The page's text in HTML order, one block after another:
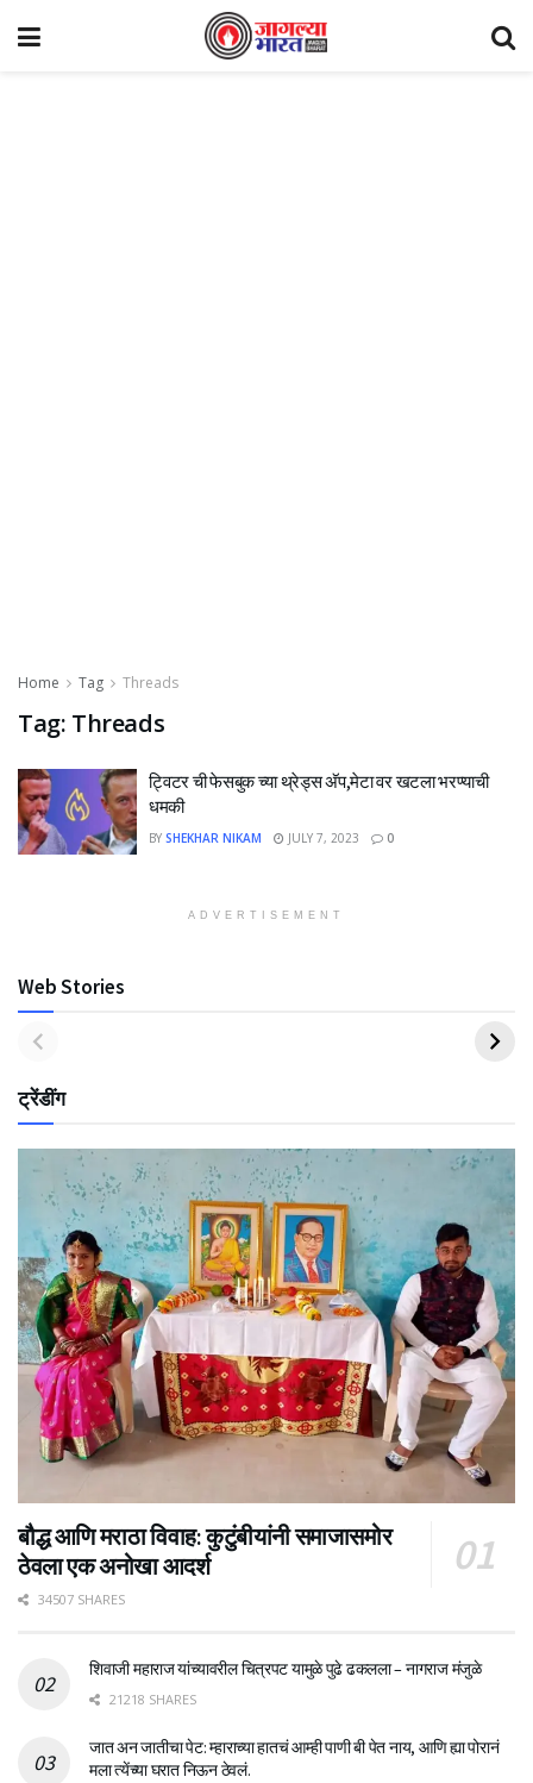
Home Tag Threads
Tag: Threads
ट्विटर ची फेसबुक च्या थ्रेड्स अ‍ॅप,मेटा वर खटला भरण्याची
धमकी
BY SHEKHAR NIKAM JULY 7, 2023 0
ADVERTISEMENT
Web Stories
ट्रेंडींग
बौद्ध आणि मराठा विवाह: कुटुंबीयांनी समाजासमोर
ठेवला एक अनोखा आदर्श
34507 SHARES
शिवाजी महाराज यांच्यावरील चित्रपट यामुळे पुढे ढकलला – नागराज मंजुळे
21218 SHARES
जात अन जातीचा पेट: म्हाराच्या हातचं आम्ही पाणी बी पेत नाय, आणि ह्या पोरानं
मला त्येंच्या घरात निऊन ठेवलं.